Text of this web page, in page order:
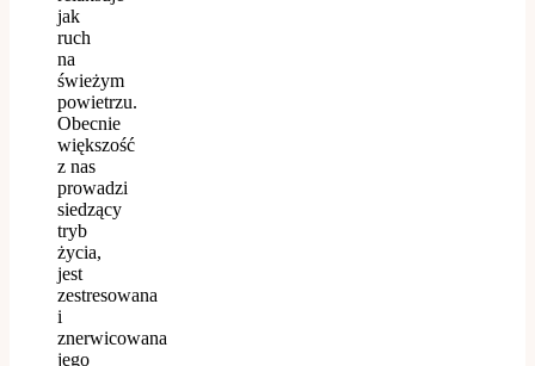
jak
ruch
na
świeżym
powietrzu.
Obecnie
większość
z nas
prowadzi
siedzący
tryb
życia,
jest
zestresowana
i
znerwicowana
jego